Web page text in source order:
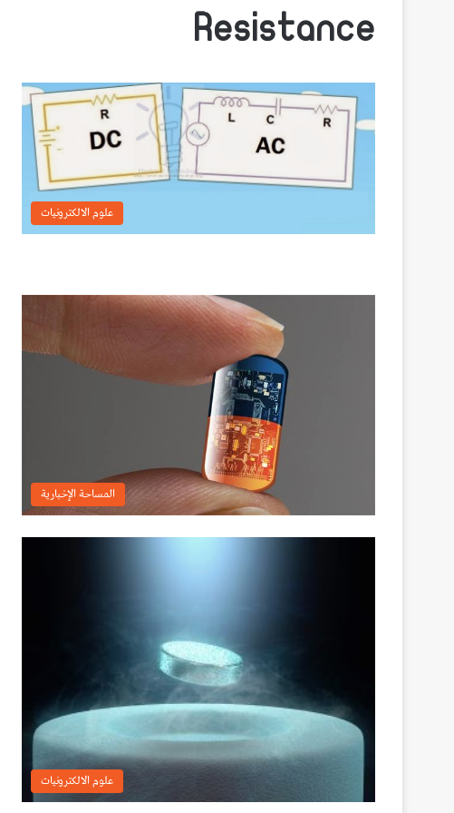
Resistance
علوم الالكترونيات
المساحة الإخبارية
علوم الالكترونيات